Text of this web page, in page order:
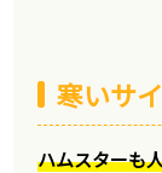
寒いサ
ハムスターも